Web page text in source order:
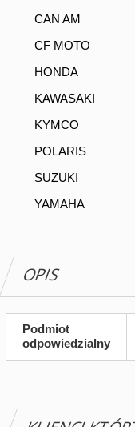
CAN AM
CF MOTO
HONDA
KAWASAKI
KYMCO
POLARIS
SUZUKI
YAMAHA
OPIS
Podmiot
odpowiedzialny